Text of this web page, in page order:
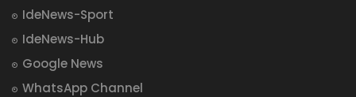
IdeNews-Sport
IdeNews-Hub
Google News
WhatsApp Channel